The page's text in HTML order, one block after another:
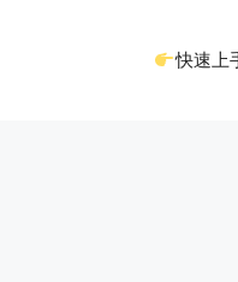
快速上